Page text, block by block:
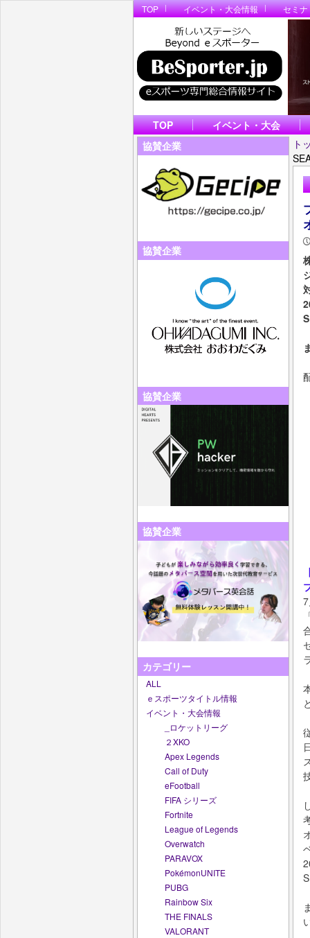
TOP イベント・大会情報 セミ
TOP
イベント・大会
協賛企業
協賛企業
協賛企業
協賛企業
カテゴリー
ALL
ｅスポーツタイトル情報
イベント・大会情報
_ロケットリーグ
２XKO
Apex Legends
Call of Duty
eFootball
FIFA シリーズ
Fortnite
League of Legends
Overwatch
PARAVOX
PokémonUNITE
PUBG
Rainbow Six
THE FINALS
VALORANT
ト
P